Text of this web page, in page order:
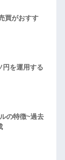
買がおすす
円を運用する
の特徴~過去